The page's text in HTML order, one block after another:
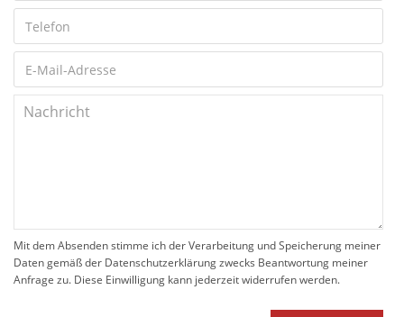
Mit dem Absenden stimme ich der Verarbeitung und Speicherung meiner
Daten gemäß der Datenschutzerklärung zwecks Beantwortung meiner
Anfrage zu. Diese Einwilligung kann jederzeit widerrufen werden.